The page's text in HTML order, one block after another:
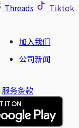
Threads
Tiktok
加入我们
公司新闻
服务条款